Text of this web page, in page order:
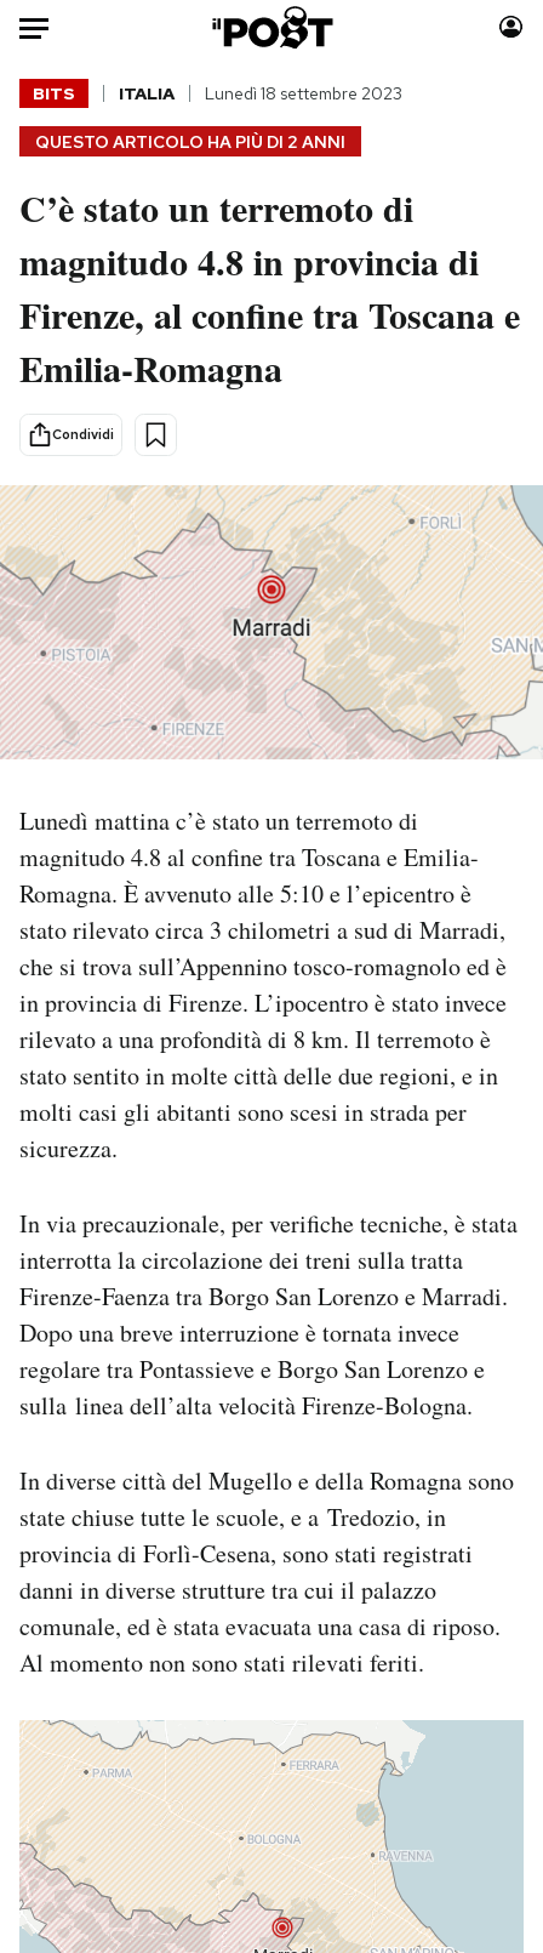
Auto
HOME
Italia
Politica
Tecnologia
Scienza
Cultura
Economia
Sport
Moda
Consumismi
Storie/Idee
Mondiali calcio 2026
PODCAST
NEWSLETTER
I MIEI PREFERITI
SHOP
CALENDARIO
AREA PERSONALE
Area Personale
Newsletter
Notifiche mobile
QUESTO ARTICOLO HA PIÙ DI 2 ANNI
BITS ITALIA Lunedì 18 settembre 2023
C’è stato un terremoto di
magnitudo 4.8 in provincia di
Firenze, al confine tra Toscana e
Emilia-Romagna
Condividi
Lunedì mattina c’è stato un terremoto di
magnitudo 4.8 al confine tra Toscana e Emilia-
Romagna. È avvenuto alle 5:10 e l’epicentro è
stato rilevato circa 3 chilometri a sud di Marradi,
che si trova sull’Appennino tosco-romagnolo ed è
in provincia di Firenze. L’ipocentro è stato invece
rilevato a una profondità di 8 km. Il terremoto è
stato sentito in molte città delle due regioni, e in
molti casi gli abitanti sono scesi in strada per
sicurezza.
In via precauzionale, per verifiche tecniche, è stata
interrotta la circolazione dei treni sulla tratta
Firenze-Faenza tra Borgo San Lorenzo e Marradi.
Dopo una breve interruzione è tornata invece
regolare tra Pontassieve e Borgo San Lorenzo e
sulla linea dell’alta velocità Firenze-Bologna.
In diverse città del Mugello e della Romagna sono
state chiuse tutte le scuole, e a Tredozio, in
provincia di Forlì-Cesena, sono stati registrati
danni in diverse strutture tra cui il palazzo
comunale, ed è stata evacuata una casa di riposo.
Al momento non sono stati rilevati feriti.